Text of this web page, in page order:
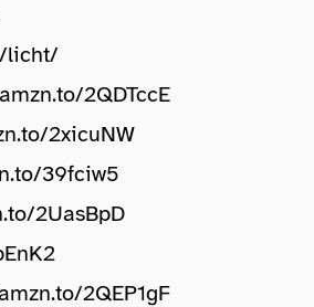
licht/
2QDTccE
2xicuNW
39fciw5
2UasBpD
2QEP1gF